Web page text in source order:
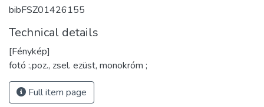
bibFSZ01426155
Technical details
[Fénykép]
fotó :,poz., zsel. ezüst, monokróm ;
Full item page